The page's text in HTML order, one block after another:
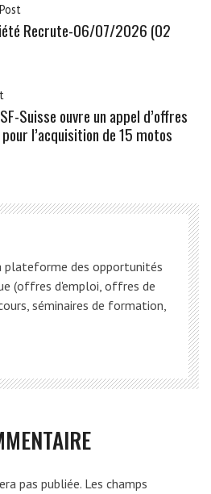
Recrute-06/07/2026 (02
Suisse ouvre un appel d’offres
l’acquisition de 15 motos
plateforme des opportunités
(offres d'emploi, offres de
séminaires de formation,
pas publiée. Les champs